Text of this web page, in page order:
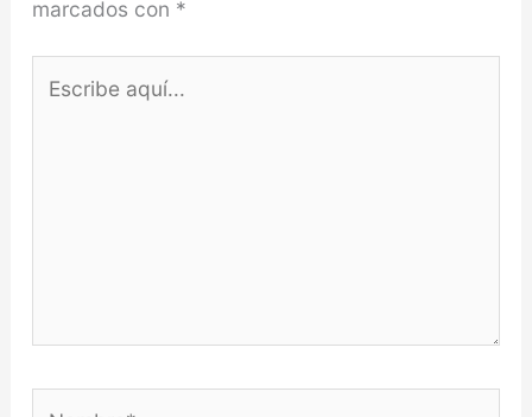
marcados con *
aquí...